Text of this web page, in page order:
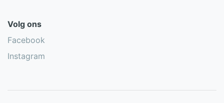
Volg ons
Facebook
Instagram